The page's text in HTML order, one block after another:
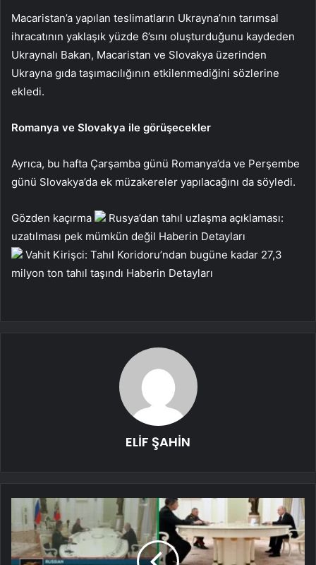
Macaristan’a yapılan teslimatların Ukrayna’nın tarımsal
ihracatının yaklaşık yüzde 6’sını oluşturduğunu kaydeden
Ukraynalı Bakan, Macaristan ve Slovakya üzerinden
Ukrayna gıda taşımacılığının etkilenmediğini sözlerine
ekledi.
Romanya ve Slovakya ile görüşecekler
Ayrıca, bu hafta Çarşamba günü Romanya’da ve Perşembe
günü Slovakya’da ek müzakereler yapılacağını da söyledi.
Gözden kaçırma
Rusya’dan tahıl uzlaşma açıklaması:
uzatılması pek mümkün değil Haberin Detayları
Vahit Kirişci: Tahıl Koridoru’ndan bugüne kadar 27,3
milyon ton tahıl taşındı Haberin Detayları
ELİF ŞAHİN